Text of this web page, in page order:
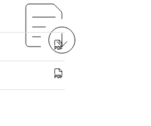
PDF
PDF